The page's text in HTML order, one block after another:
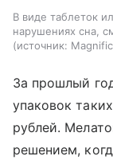
В виде таблеток
нарушениях сна,
источник:
За прошлый
упаковок
рублей.
решением,